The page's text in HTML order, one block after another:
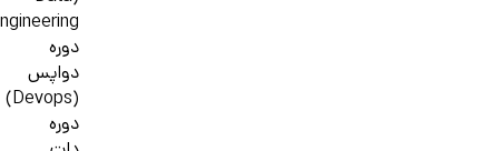
دوره
دواپس
(Devops)
دوره